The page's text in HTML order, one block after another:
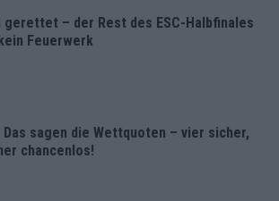
gerettet – der Rest des ESC-Halbfinales
Feuerwerk
Das sagen die Wettquoten – vier sicher,
chancenlos!